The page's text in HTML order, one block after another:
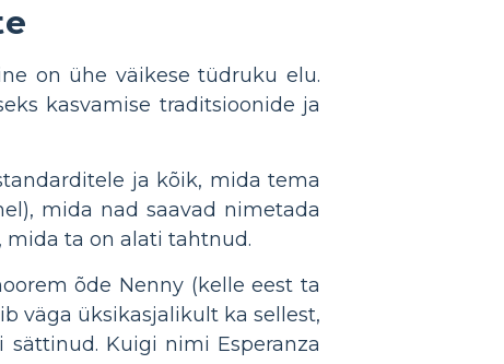
on ühe väikese tüdruku elu.
kasvamise traditsioonide ja
ja kõik, mida tema
mida nad saavad nimetada
mida ta on alati tahtnud.
õde Nenny (kelle eest ta
väga üksikasjalikult ka sellest,
Kuigi nimi Esperanza